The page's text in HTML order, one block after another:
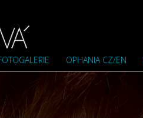
OPHANIA CZ/EN